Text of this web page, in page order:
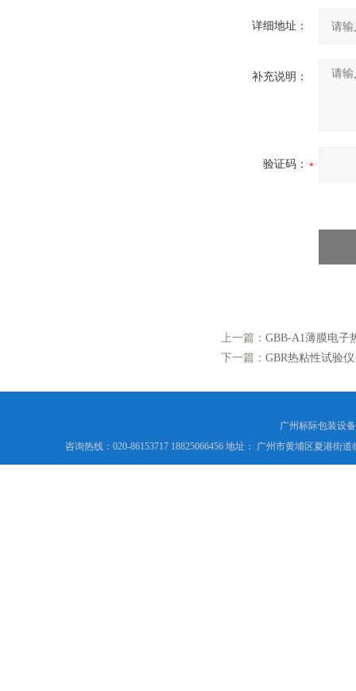
详细地址：
补充说明：
验证码：
上一篇： GBB-A1薄膜电子
下一篇： GBR热粘性试验仪
广州标际包装设
咨询热线：020-86153717 18825066456 地址： 广州市黄埔区夏港街